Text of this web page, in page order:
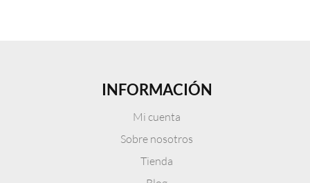
INFORMACIÓN
Mi cuenta
Sobre nosotros
Tienda